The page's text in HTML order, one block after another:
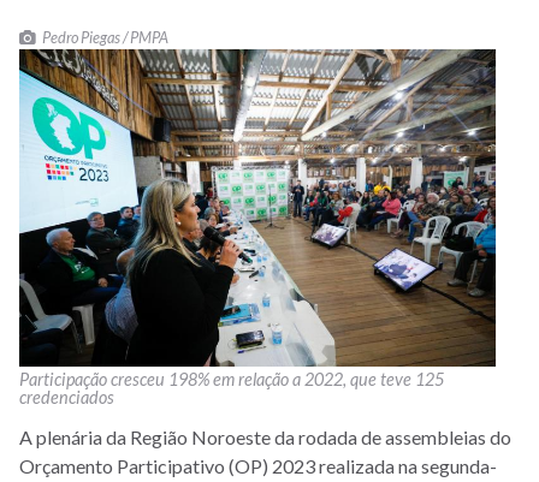
Pedro Piegas / PMPA
Participação cresceu 198% em relação a 2022, que teve 125
credenciados
A plenária da Região Noroeste da rodada de assembleias do
Orçamento Participativo (OP) 2023 realizada na segunda-